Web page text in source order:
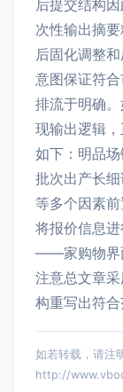
后提交结构
次性输出摘
后固化调整
意图保证符
排流于明确
现输出逻辑
如下：明品
批次出产长
等多个因素前
将报价信息
——家购物界
注意总文章
构重写出符合
如若转载，请注
http://